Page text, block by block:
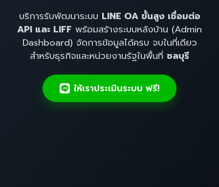
บริการรับพัฒนาระบบ LINE OA ขั้นสูง เชื่อมต่อ
API และ LIFF พร้อมสร้างระบบหลังบ้าน (Admin
Dashboard) จัดการข้อมูลได้ครบ จบในที่เดียว
สำหรับธุรกิจและหน่วยงานรัฐในพื้นที่ ชลบุรี
ให้เราประเมินระบบ ฟรี!